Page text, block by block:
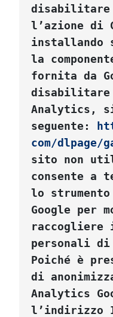
disabilitare
l’azione di
installando
la
fornita da
disabilitare
Analytics,
seguente:
com/dlpage/
sito non
consente
lo
Google per
raccogliere
personali
Poiché è
di
Analytics
l’indirizzo